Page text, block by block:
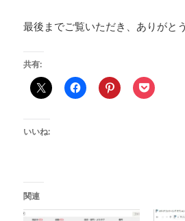
最後までご覧いただき、ありがと
共有:
いいね:
関連